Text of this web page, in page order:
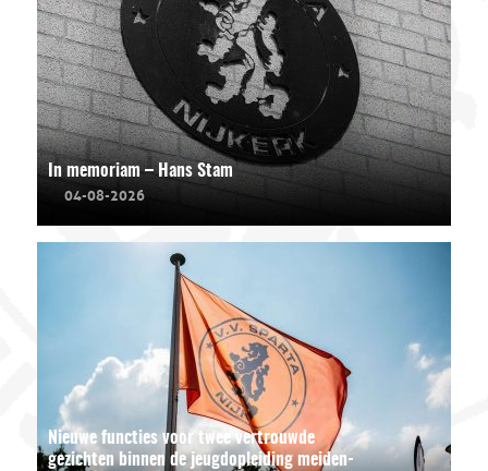
In memoriam – Hans Stam
04-08-2026
Nieuwe functies voor twee vertrouwde
gezichten binnen de jeugdopleiding meiden-